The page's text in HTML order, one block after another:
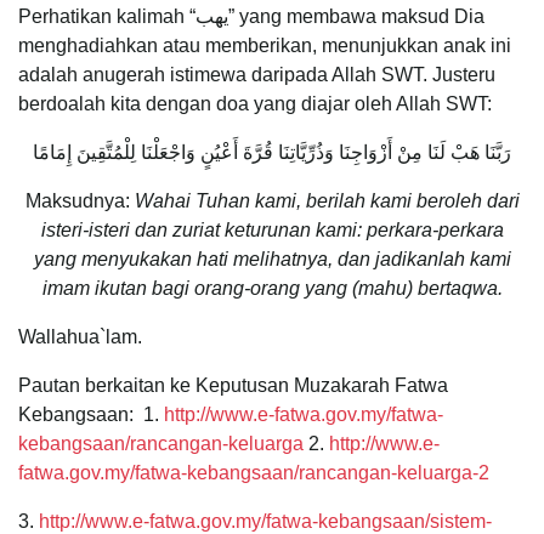
Perhatikan kalimah “يهب” yang membawa maksud Dia
menghadiahkan atau memberikan, menunjukkan anak ini
adalah anugerah istimewa daripada Allah SWT. Justeru
berdoalah kita dengan doa yang diajar oleh Allah SWT:
رَبَّنَا هَبْ لَنَا مِنْ أَزْوَاجِنَا وَذُرِّيَّاتِنَا قُرَّةَ أَعْيُنٍ وَاجْعَلْنَا لِلْمُتَّقِينَ إِمَامًا
Maksudnya: Wahai Tuhan kami, berilah kami beroleh dari
isteri-isteri dan zuriat keturunan kami: perkara-perkara
yang menyukakan hati melihatnya, dan jadikanlah kami
imam ikutan bagi orang-orang yang (mahu) bertaqwa.
Wallahua`lam.
Pautan berkaitan ke Keputusan Muzakarah Fatwa
Kebangsaan: 1. http://www.e-fatwa.gov.my/fatwa-
kebangsaan/rancangan-keluarga 2. http://www.e-
fatwa.gov.my/fatwa-kebangsaan/rancangan-keluarga-2
3. http://www.e-fatwa.gov.my/fatwa-kebangsaan/sistem-